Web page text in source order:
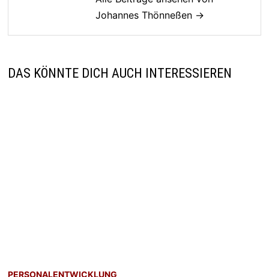
Johannes Thönneßen →
DAS KÖNNTE DICH AUCH INTERESSIEREN
PERSONALENTWICKLUNG